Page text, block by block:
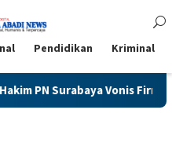
Pendidikan Kriminal
Vonis Firrizki